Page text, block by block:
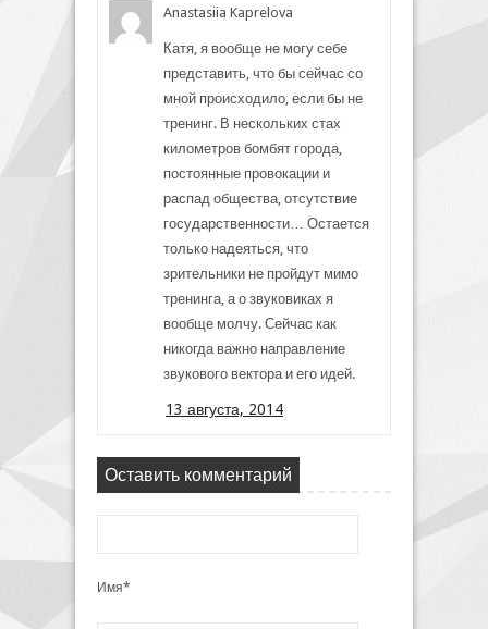
Anastasiia Kaprelova
Катя, я вообще не могу себе
представить, что бы сейчас со
мной происходило, если бы не
тренинг. В нескольких стах
километров бомбят города,
постоянные провокации и
распад общества, отсутствие
государственности… Остается
только надеяться, что
зрительники не пройдут мимо
тренинга, а о звуковиках я
вообще молчу. Сейчас как
никогда важно направление
звукового вектора и его идей.
13 августа, 2014
Оставить комментарий
Имя*